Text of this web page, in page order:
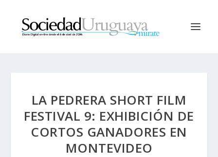
LA PEDRERA SHORT FILM
FESTIVAL 9: EXHIBICIÓN DE
CORTOS GANADORES EN
MONTEVIDEO